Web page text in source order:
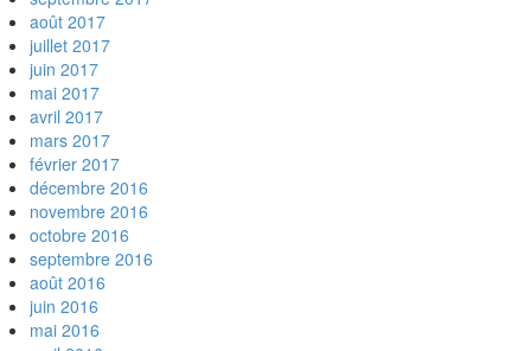
août 2017
juillet 2017
juin 2017
mai 2017
avril 2017
mars 2017
février 2017
décembre 2016
novembre 2016
octobre 2016
septembre 2016
août 2016
juin 2016
mai 2016